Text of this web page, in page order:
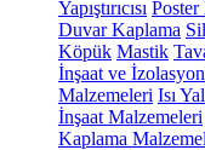
Yapıştırıcısı Poster
Duvar Kaplama
Köpük Mastik
İnşaat ve İzolasyon
Malzemeleri Isı
İnşaat Malzemeleri
Kaplama